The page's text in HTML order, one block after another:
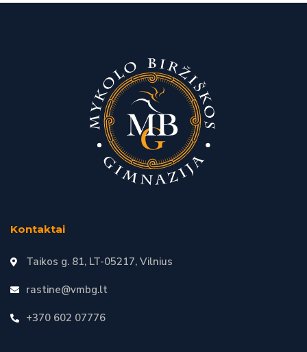
Kontaktai
Taikos g. 81, LT-05217, Vilnius
rastine@vmbg.lt
+370 602 07776